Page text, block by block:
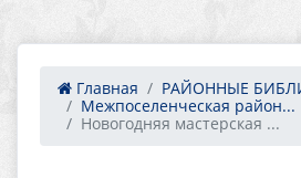
Главная
РАЙОННЫЕ
Межпоселенческая район...
Новогодняя мастерская ...